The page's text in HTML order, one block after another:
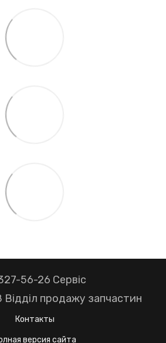
56-26 Сервіс
продажу запчастин
Контакты
версия сайта